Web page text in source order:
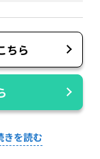
ちら
きを読む